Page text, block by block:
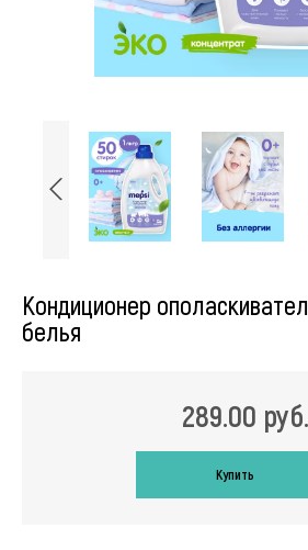
Кондиционер
белья
289.00 руб.
Купить